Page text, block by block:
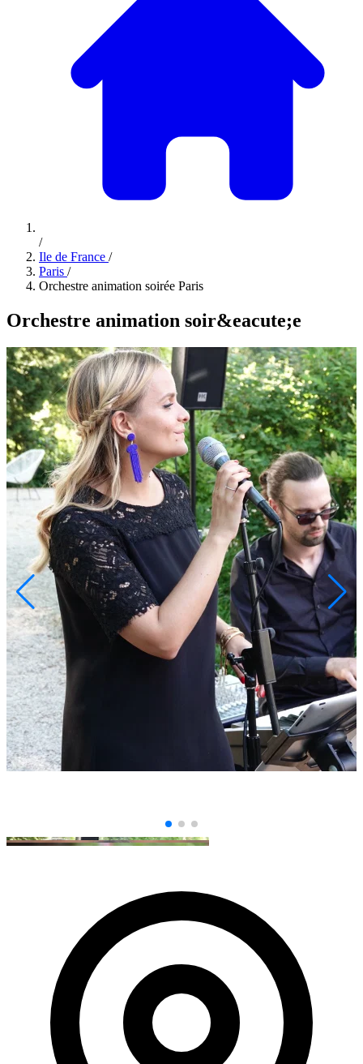
/
Ile de France /
Paris /
Orchestre animation soirée Paris
Orchestre animation soir&eacute;e